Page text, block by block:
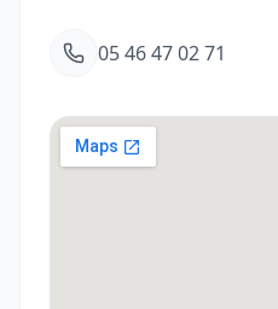
05 46 47 02 71